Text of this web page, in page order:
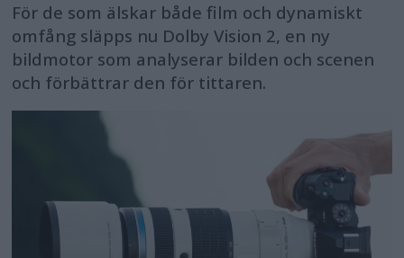
För de som älskar både film och dynamiskt
omfång släpps nu Dolby Vision 2, en ny
bildmotor som analyserar bilden och scenen
och förbättrar den för tittaren.